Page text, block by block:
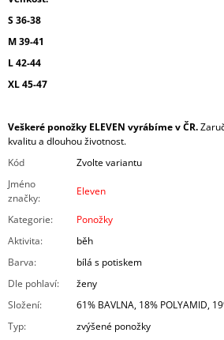
S 36-38
M 39-41
L 42-44
XL 45-47
Veškeré ponožky ELEVEN vyrábíme v ČR.
kvalitu a dlouhou životnost.
Kód
Zvolte variantu
Jméno
značky:
Eleven
Kategorie:
Ponožky
Aktivita:
běh
Barva:
bílá s potiskem
Dle pohlaví:
ženy
Složení:
61% BAVLNA, 18% POLYAMID,
Typ:
zvýšené ponožky